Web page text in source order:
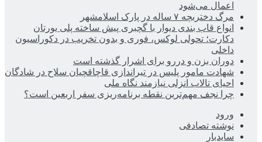
اعمال می‌شود
مرگ دختربچه ۷ ساله در پارک اسلامشهر
انواع قاب بندی دیوار با گچبری پیش ساخته پلی یورتان
دکارت؛ تحولی لوکس، فوری و بدون تخریب در دکوراسیون
داخلی
دوران بزن و دررو برای اشرار گذشته است
شهادت مامور پلیس در تیراندازی قاچاقچیان سلاح در شادگان
احیای تالاب انزلی نیازمند نگاه ملی
چرا نجف مهم‌ترین نقطه برنامه‌ریزی سفر اربعین است؟
ورود
نوشته تصادفی
سایدبار